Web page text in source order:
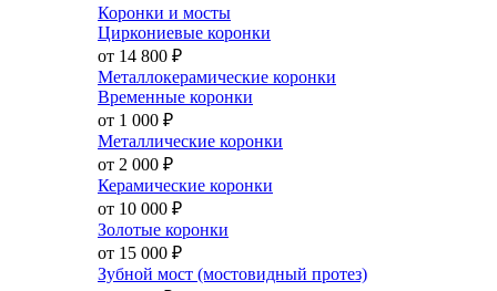
Коронки и мосты
Циркониевые коронки
от 14 800 ₽
Металлокерамические коронки
Временные коронки
от 1 000 ₽
Металлические коронки
от 2 000 ₽
Керамические коронки
от 10 000 ₽
Золотые коронки
от 15 000 ₽
Зубной мост (мостовидный протез)